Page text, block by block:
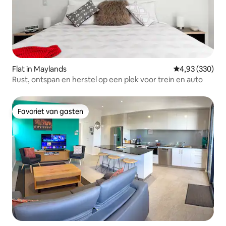
Flat in Maylands Gemiddelde
4,93 (330)
Rust, ontspan en herstel op een plek voor trein en auto
Favoriet van gasten
Favoriet van gasten